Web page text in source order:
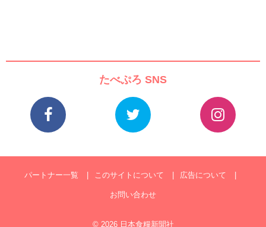
たべぷろ SNS
パートナー一覧 このサイトについて 広告について
お問い合わせ
© 2026 日本食糧新聞社